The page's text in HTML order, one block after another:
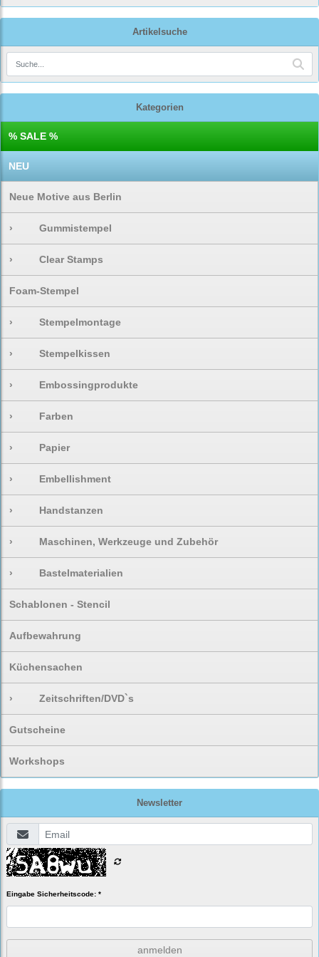
Artikelsuche
Kategorien
% SALE %
NEU
Neue Motive aus Berlin
› Gummistempel
› Clear Stamps
Foam-Stempel
› Stempelmontage
› Stempelkissen
› Embossingprodukte
› Farben
› Papier
› Embellishment
› Handstanzen
› Maschinen, Werkzeuge und Zubehör
› Bastelmaterialien
Schablonen - Stencil
Aufbewahrung
Küchensachen
› Zeitschriften/DVD`s
Gutscheine
Workshops
Newsletter
Eingabe Sicherheitscode: *
anmelden